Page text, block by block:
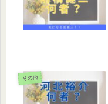
その他